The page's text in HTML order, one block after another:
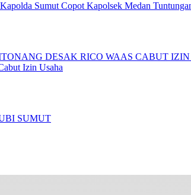
Sumut Copot Kapolsek Medan
Izin Usaha